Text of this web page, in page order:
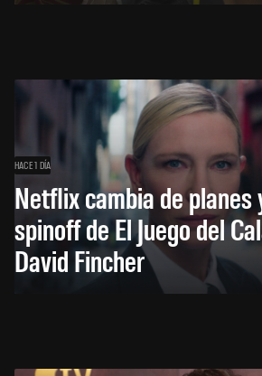
HACE 1 DÍA
Netflix cambia de planes
spinoff de El Juego del
David Fincher